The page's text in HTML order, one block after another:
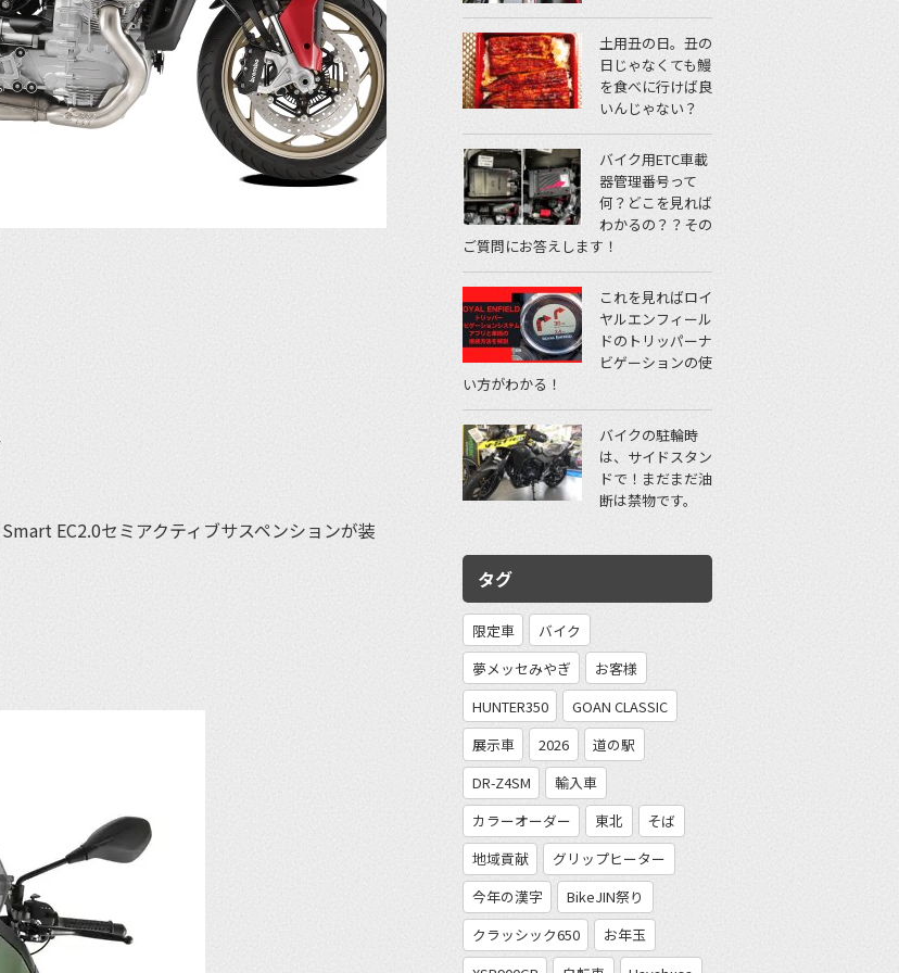
EC2.0セミアクティブサスペンションが装
土用丑の日。丑の
日じゃなくても鰻
を食べに行けば良
いんじゃない？
バイク用ETC車載
器管理番号って
何？どこを見れば
わかるの？？その
ご質問にお答えします！
これを見ればロイ
ヤルエンフィール
ドのトリッパーナ
ビゲーションの使
い方がわかる！
バイクの駐輪時
は、サイドスタン
ドで！まだまだ油
断は禁物です。
タグ
限定車
バイク
夢メッセみやぎ
お客様
HUNTER350
GOAN CLASSIC
展示車
2026
道の駅
DR-Z4SM
輸入車
カラーオーダー
東北
そば
地域貢献
グリップヒーター
今年の漢字
BikeJIN祭り
クラッシック650
お年玉